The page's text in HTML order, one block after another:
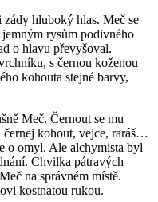
zády hluboký hlas. Meč se
rysům podivného
o hlavu převyšoval.
s černou koženou
kohouta stejné barvy,
Meč. Černout se mu
černej kohout, vejce, raráš…
o omyl. Ale alchymista byl
Chvilka pátravých
na správném místě.
kostnatou rukou.